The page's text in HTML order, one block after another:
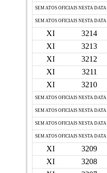
SEM ATOS OFICIAIS NESTA DATA
SEM ATOS OFICIAIS NESTA DATA
XI 3214
XI 3213
XI 3212
XI 3211
XI 3210
SEM ATOS OFICIAIS NESTA DATA
SEM ATOS OFICIAIS NESTA DATA
SEM ATOS OFICIAIS NESTA DATA
SEM ATOS OFICIAIS NESTA DATA
XI 3209
XI 3208